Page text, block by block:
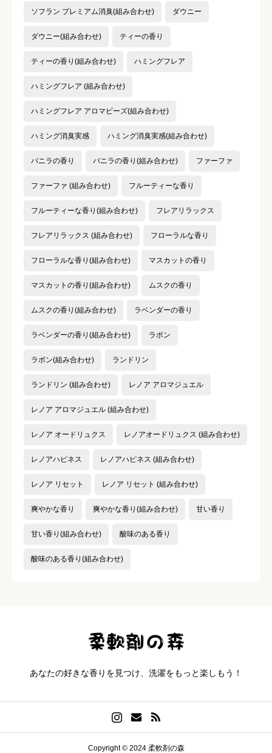
ソフラン プレミアム消臭(組み合わせ) ダウニー
ダウニー(組み合わせ) ティーの香り
ティーの香り(組み合わせ) ハミングフレア
ハミングフレア (組み合わせ)
ハミングフレア アロマビーズ(組み合わせ)
ハミング消臭実感 ハミング消臭実感(組み合わせ)
バニラの香り バニラの香り(組み合わせ) ファーファ
ファーファ (組み合わせ) フルーティーな香り
フルーティーな香り(組み合わせ) フレアリラックス
フレアリラックス (組み合わせ) フローラルな香り
フローラルな香り(組み合わせ) マスカットの香り
マスカットの香り(組み合わせ) ムスクの香り
ムスクの香り(組み合わせ) ラベンダーの香り
ラベンダーの香り(組み合わせ) ラボン
ラボン(組み合わせ) ランドリン
ランドリン (組み合わせ) レノア アロマジュエル
レノア アロマジュエル (組み合わせ)
レノア オードリュクス レノアオードリュクス (組み合わせ)
レノアハピネス レノアハピネス (組み合わせ)
レノア リセット レノア リセット (組み合わせ)
爽やかな香り 爽やかな香り(組み合わせ) 甘い香り
甘い香り(組み合わせ) 酸味のある香り
酸味のある香り(組み合わせ)
あなたの好きな香りを見つけ、洗濯をもっと楽しもう！
Copyright © 2024 柔軟剤の森